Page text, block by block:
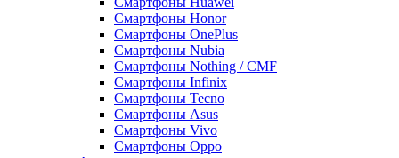
Смартфоны Honor
Смартфоны OnePlus
Смартфоны Nubia
Смартфоны Nothing / CMF
Смартфоны Infinix
Смартфоны Tecno
Смартфоны Asus
Смартфоны Vivo
Смартфоны Oppo